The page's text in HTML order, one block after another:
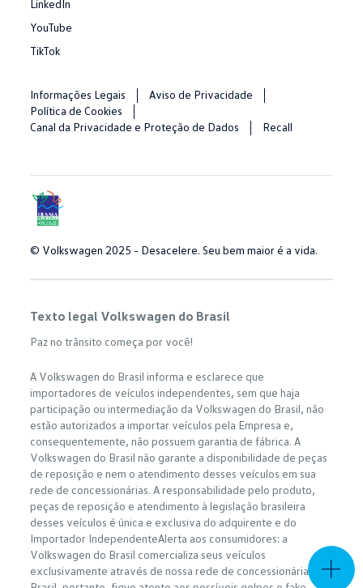
LinkedIn
YouTube
TikTok
Informações Legais
Aviso de Privacidade
Política de Cookies
Canal da Privacidade e Proteção de Dados
Recall
© Volkswagen 2025 - Desacelere. Seu bem maior é a vida.
Texto legal Volkswagen do Brasil
Paz no trânsito começa por você!
A Volkswagen do Brasil informa e esclarece que
importadores de veículos independentes, sem que haja
participação ou intermediação da Volkswagen do Brasil, não
estão autorizados a importar veículos pela Empresa e,
consequentemente, não possuem garantia de fábrica. A
Volkswagen do Brasil não garante a disponibilidade de peças
de reposição e nem o atendimento desses veículos em sua
rede de concessionárias. A responsabilidade pelo produto,
peças de reposição e atendimento à legislação brasileira
desses veículos é única e exclusiva do adquirente e do
Importador IndependenteAlerta aos consumidores: a
Volkswagen do Brasil comercializa seus veículos
exclusivamente através de nossa rede de concessionárias no